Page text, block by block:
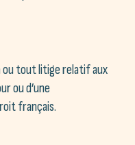
tout litige relatif aux
ou d’une
français.